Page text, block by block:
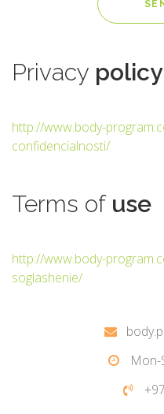
Privacy policy
http://www.body-
confidencialnosti/
Terms of use
http://www.body-
soglashenie/
Mon-